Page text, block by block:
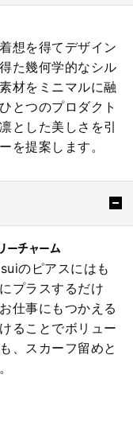
想を得てデザイン
た幾何学的なシル
材をミニマルに融
とつのプロダクト
とした美しさを引
を提案します。
ーチャーム
のピアスにはも
プラスするだけ
仕事にもつかえる
ることでボリュー
、スカーフ留めと